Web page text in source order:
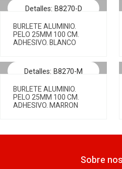
Detalles: B8270-D
BURLETE ALUMINIO.
PELO 25MM 100 CM.
ADHESIVO. BLANCO
Detalles: B8270-M
BURLETE ALUMINIO.
PELO 25MM 100 CM.
ADHESIVO. MARRON
Sobre